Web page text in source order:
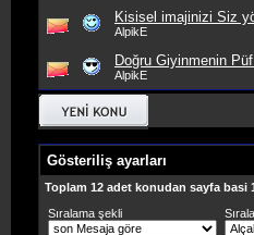
Kisisel imajinizi Siz
AlpikE
Doğru Giyinmenin
AlpikE
Gösteriliş ayarları
Toplam 12 adet konudan sayfa
Sıralama şekli